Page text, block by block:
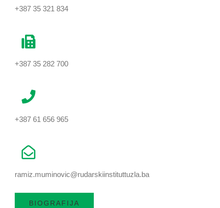
+387 35 321 834
+387 35 282 700
+387 61 656 965
ramiz.muminovic@rudarskiinstituttuzla.ba
BIOGRAFIJA